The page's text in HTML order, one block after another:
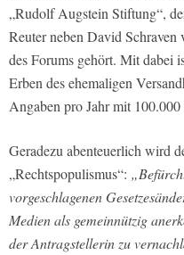
„Rudolf Augstein Stiftung“,
Reuter neben David Schraven
des Forums gehört. Mit dabei
Erben des ehemaligen
Angaben pro Jahr mit
Geradezu abenteuerlich wird
„Rechtspopulismus“:
vorgeschlagenen
Medien als gemeinnützig
der Antragstellerin zu